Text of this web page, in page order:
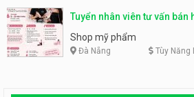
Tuyển nhân viên tư vấn bán
Shop mỹ phẩm
Đà Nẵng Tùy Năng